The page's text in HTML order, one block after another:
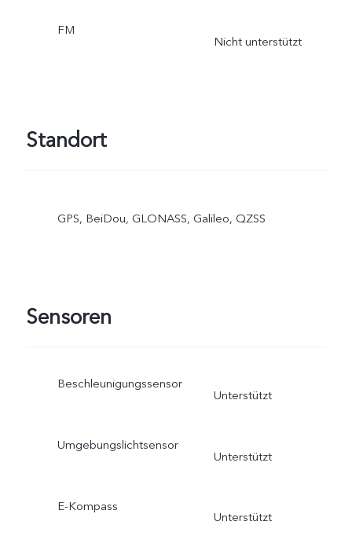
FM
Nicht unterstützt
Standort
GPS, BeiDou, GLONASS, Galileo, QZSS
Sensoren
Beschleunigungssensor
Unterstützt
Umgebungslichtsensor
Unterstützt
E-Kompass
Unterstützt